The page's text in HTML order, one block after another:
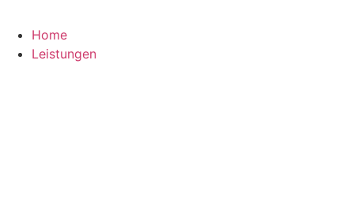
Home
Leistungen